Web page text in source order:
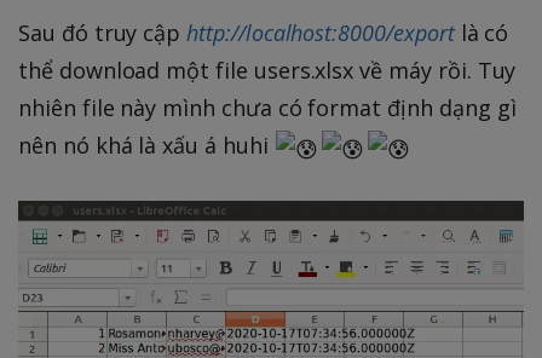
Sau đó truy cập http://localhost:8000/exportlà có
thể download một file users.xlsx về máy rồi. Tuy
nhiên file này mình chưa có format định dạng gì
nên nó khá là xấu á huhi